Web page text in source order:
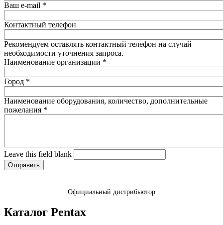
Ваш e-mail *
Контактный телефон
Рекомендуем оставлять контактный телефон на случай
необходимости уточнения запроса.
Наименование организации *
Город *
Наименование оборудования, количество, дополнительные
пожелания *
Leave this field blank
Официальный дистрибьютор
Каталог Pentax